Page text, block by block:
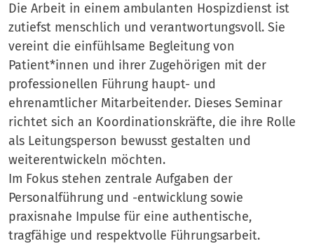
Die Arbeit in einem ambulanten Hospizdienst ist
zutiefst menschlich und verantwortungsvoll. Sie
vereint die einfühlsame Begleitung von
Patient*innen und ihrer Zugehörigen mit der
professionellen Führung haupt- und
ehrenamtlicher Mitarbeitender. Dieses Seminar
richtet sich an Koordinationskräfte, die ihre Rolle
als Leitungsperson bewusst gestalten und
weiterentwickeln möchten.
Im Fokus stehen zentrale Aufgaben der
Personalführung und -entwicklung sowie
praxisnahe Impulse für eine authentische,
tragfähige und respektvolle Führungsarbeit.